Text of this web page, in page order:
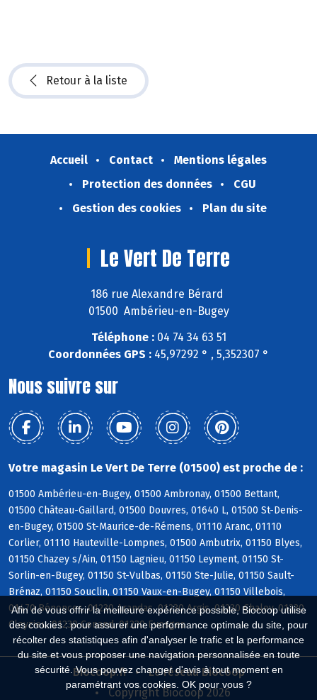
Afin de vous offrir la meilleure expérience possible, Biocoop utilise
des cookies : pour assurer une performance optimale du site, pour
récolter des statistiques afin d'analyser le trafic et la performance
du site et vous proposer une navigation personnalisée en toute
sécurité. Vous pouvez changer d'avis à tout moment en
paramétrant vos cookies. OK pour vous ?
Retour à la liste
Accueil Contact
Mentions légales
Protection des données
CGU
Gestion des cookies
Plan du site
Le Vert De Terre
186 rue Alexandre Bérard
01500 Ambérieu-en-Bugey
Téléphone :04 74 34 63 51
Coordonnées GPS : 45,97292 ° , 5,352307 °
Nous suivre sur
Votre magasin Le Vert De Terre (01500) est proche de :
01500 Ambérieu-en-Bugey, 01500 Ambronay, 01500 Bettant,
01500 Château-Gaillard, 01500 Douvres, 01640 L, 01500 St-Denis-
en-Bugey, 01500 St-Maurice-de-Rémens, 01110 Aranc, 01110
Corlier, 01110 Hauteville-Lompnes, 01500 Ambutrix, 01150 Blyes,
01150 Chazey s/Ain, 01150 Lagnieu, 01150 Leyment, 01150 St-
Sorlin-en-Bugey, 01150 St-Vulbas, 01150 Ste-Julie, 01150 Sault-
Brénaz, 01150 Souclin, 01150 Vaux-en-Bugey, 01150 Villebois,
01470 Bénonces, 01230 Arandas, 01230 Argis, 01230 Chaley, 01230
Cleyzieu, 01230 Conand, 01230 Evosges
Biocoop.fr
Le réseau Biocoop
Copyright Biocoop 2026